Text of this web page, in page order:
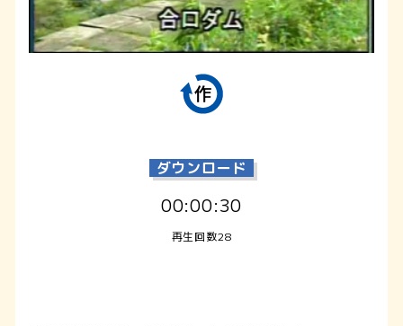
ダウンロード
00:00:30
再生回数28